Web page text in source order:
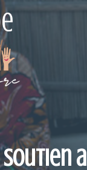
Soutien